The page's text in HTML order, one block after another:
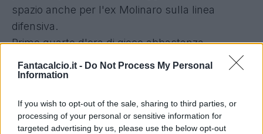
Fantacalcio.it - Do Not Process My Personal
Information
If you wish to opt-out of the sale, sharing to third parties, or
processing of your personal or sensitive information for
targeted advertising by us, please use the below opt-out
spazio anche per l'ex Molinaro sulla linea
difensiva.
Primo quarto d'ora di gioco abbastanza
equilibrato, poi la Juve prova ad alzare i ritmi di
gioco, ed è proprio allo scoccare del 15' che
calcio d'angolo. I granata provono a rispondere
in ripartenza, ma le migliori occasioni sono tutte